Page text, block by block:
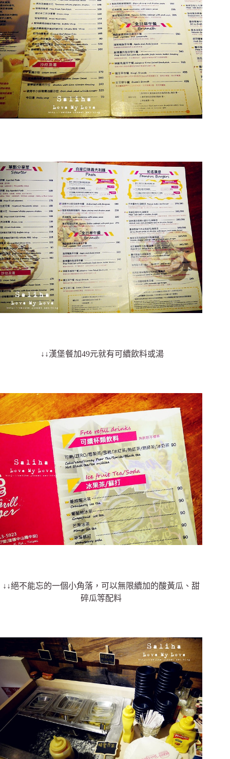
↓↓漢堡餐加49元就有可續飲料或湯
↓↓絕不能忘的一個小角落，可以無限續加的酸黃瓜、甜
碎瓜等配料